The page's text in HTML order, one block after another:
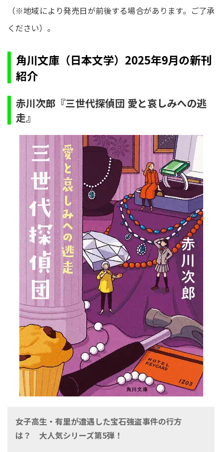
（※地域により発売日が前後する場合があります。ご了承
ください）。
角川文庫（日本文学）2025年9月の新刊
紹介
赤川次郎『三世代探偵団 愛と哀しみへの逃
走』
女子高生・有里が遭遇した宝石強盗事件の行方
は？ 大人気シリーズ第5弾！